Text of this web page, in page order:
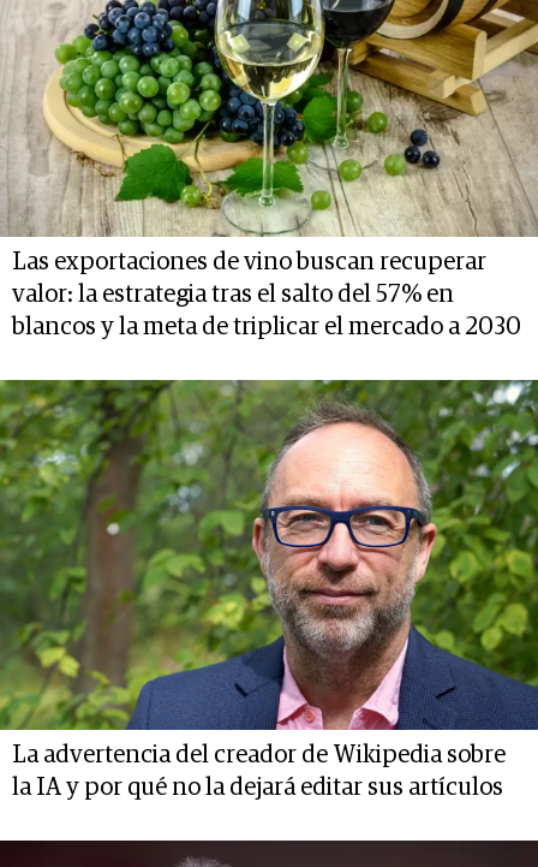
Las exportaciones de vino buscan recuperar
valor: la estrategia tras el salto del 57% en
blancos y la meta de triplicar el mercado a 2030
La advertencia del creador de Wikipedia sobre
la IA y por qué no la dejará editar sus artículos